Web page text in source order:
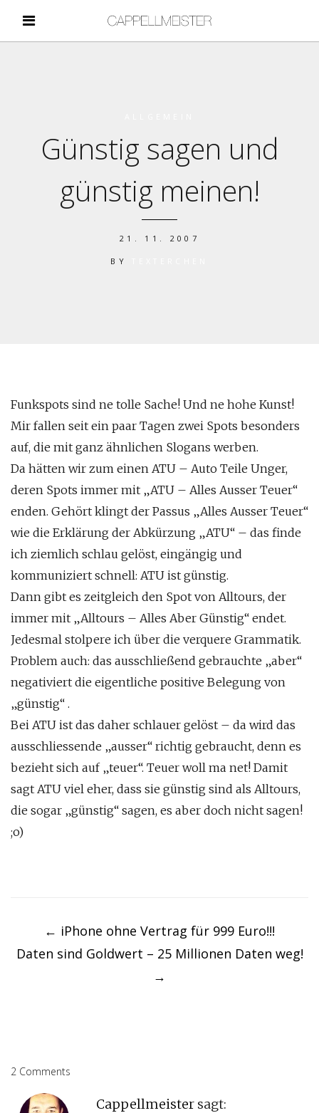
Günstig sagen und
günstig meinen!
21. 11. 2007
BY
Funkspots sind ne tolle Sache! Und ne hohe Kunst!
Mir fallen seit ein paar Tagen zwei Spots besonders
auf, die mit ganz ähnlichen Slogans werben.
Da hätten wir zum einen ATU – Auto Teile Unger,
deren Spots immer mit „ATU – Alles Ausser Teuer“
enden. Gehört klingt der Passus „Alles Ausser Teuer“
wie die Erklärung der Abkürzung „ATU“ – das finde
ich ziemlich schlau gelöst, eingängig und
kommuniziert schnell: ATU ist günstig.
Dann gibt es zeitgleich den Spot von Alltours, der
immer mit „Alltours – Alles Aber Günstig“ endet.
Jedesmal stolpere ich über die verquere Grammatik.
Problem auch: das ausschließend gebrauchte „aber“
negativiert die eigentliche positive Belegung von
„günstig“ .
Bei ATU ist das daher schlauer gelöst – da wird das
ausschliessende „ausser“ richtig gebraucht, denn es
bezieht sich auf „teuer“. Teuer woll ma net! Damit
sagt ATU viel eher, dass sie günstig sind als Alltours,
die sogar „günstig“ sagen, es aber doch nicht sagen!
;o)
navigation
← iPhone ohne Vertrag für 999 Euro!!!
Daten sind Goldwert – 25 Millionen Daten weg!
→
2 Comments
Cappellmeister sagt: